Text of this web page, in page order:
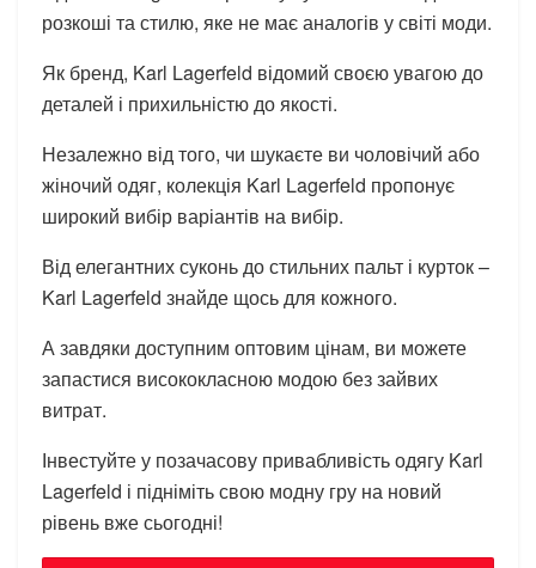
розкоші та стилю, яке не має аналогів у світі моди.
Як бренд, Karl Lagerfeld відомий своєю увагою до
деталей і прихильністю до якості.
Незалежно від того, чи шукаєте ви чоловічий або
жіночий одяг, колекція Karl Lagerfeld пропонує
широкий вибір варіантів на вибір.
Від елегантних суконь до стильних пальт і курток –
Karl Lagerfeld знайде щось для кожного.
А завдяки доступним оптовим цінам, ви можете
запастися висококласною модою без зайвих
витрат.
Інвестуйте у позачасову привабливість одягу Karl
Lagerfeld і підніміть свою модну гру на новий
рівень вже сьогодні!